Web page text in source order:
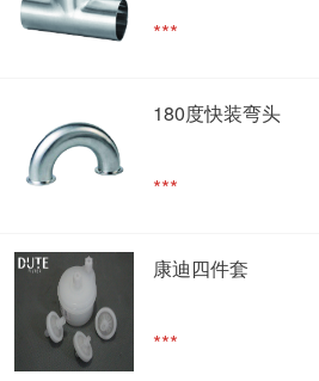
***
180度快装弯头
***
康迪四件套
***